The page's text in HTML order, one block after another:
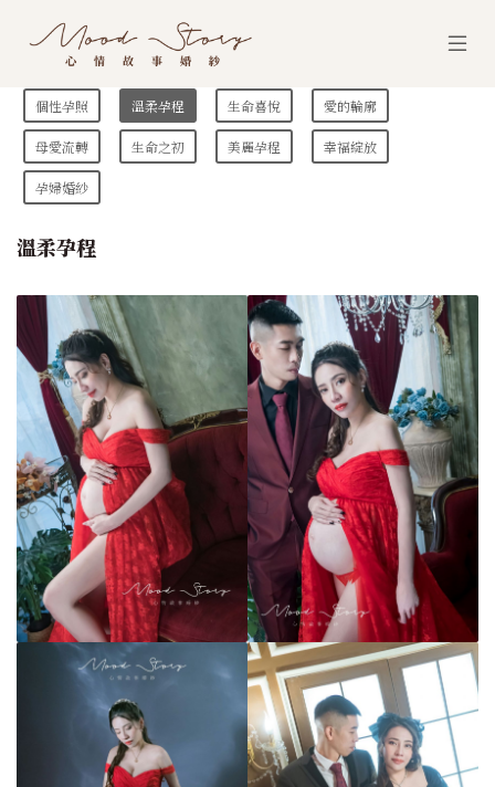
個性孕照 溫柔孕程 生命喜悅 愛的輪廓
母愛流轉 生命之初 美麗孕程 幸福綻放
孕婦婚紗
溫柔孕程